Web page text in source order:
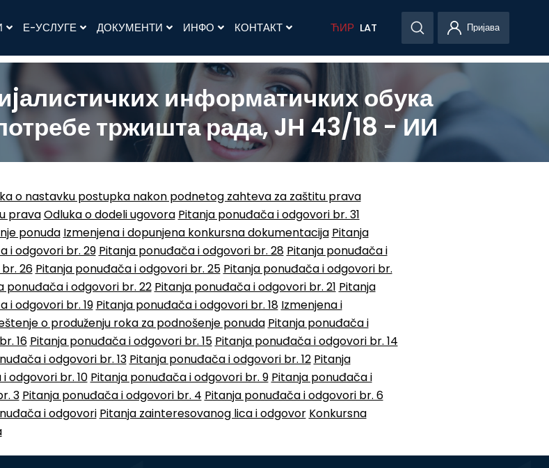
Е-УСЛУГЕ ДОКУМЕНТИ ИНФО КОНТАКТ ЋИР LAT Пријава
информатичких обука
тржишта рада, JН 43/18 - ИИ
o nastavku postupka nakon podnetog zahteva za zaštitu prava
pravaOdluka o dodeli ugovora Pitanja ponuđača i odgovori br. 31
ponuda Izmenjena i dopunjena konkursna dokumentacija Pitanja
i odgovori br. 29 Pitanja ponuđača i odgovori br. 28 Pitanja ponuđača i
26 Pitanja ponuđača i odgovori br. 25 Pitanja ponuđača i odgovori br.
ponuđača i odgovori br. 22 Pitanja ponuđača i odgovori br. 21 Pitanja
i odgovori br. 19 Pitanja ponuđača i odgovori br. 18 Izmenjena i
o produženju roka za podnošenje ponuda Pitanja ponuđača i
16 Pitanja ponuđača i odgovori br. 15 Pitanja ponuđača i odgovori br. 14
i odgovori br. 13 Pitanja ponuđača i odgovori br. 12 Pitanja
odgovori br. 10 Pitanja ponuđača i odgovori br. 9 Pitanja ponuđača i
3 Pitanja ponuđača i odgovori br. 4 Pitanja ponuđača i odgovori br. 6
i odgovori Pitanja zainteresovanog lica i odgovor Konkursna